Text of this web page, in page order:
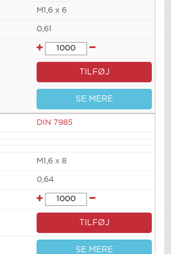
M1,6 x 6
0,61
TILFØJ
SE MERE
DIN 7985
M1,6 x 8
0,64
TILFØJ
SE MERE